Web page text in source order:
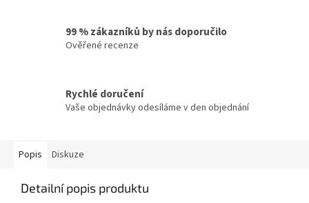
99 % zákazníků by nás doporučilo
Ověřené recenze
Rychlé doručení
Vaše objednávky odesíláme v den objednání
Popis Diskuze
Detailní popis produktu